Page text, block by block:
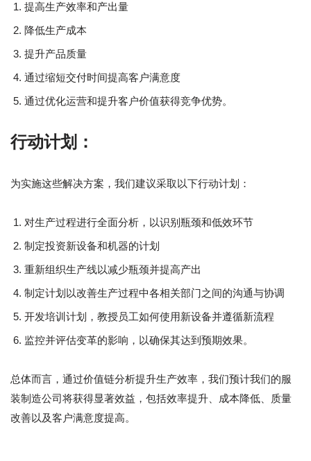
提高生产效率和产出量
降低生产成本
提升产品质量
通过缩短交付时间提高客户满意度
通过优化运营和提升客户价值获得竞争优势。
行动计划：
为实施这些解决方案，我们建议采取以下行动计划：
对生产过程进行全面分析，以识别瓶颈和低效环节
制定投资新设备和机器的计划
重新组织生产线以减少瓶颈并提高产出
制定计划以改善生产过程中各相关部门之间的沟通与协调
开发培训计划，教授员工如何使用新设备并遵循新流程
监控并评估变革的影响，以确保其达到预期效果。
总体而言，通过价值链分析提升生产效率，我们预计我们的服
装制造公司将获得显著效益，包括效率提升、成本降低、质量
改善以及客户满意度提高。